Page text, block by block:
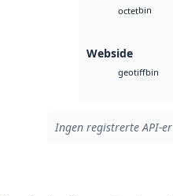
octetbin
Webside
geotiffbin
Ingen registrerte API-